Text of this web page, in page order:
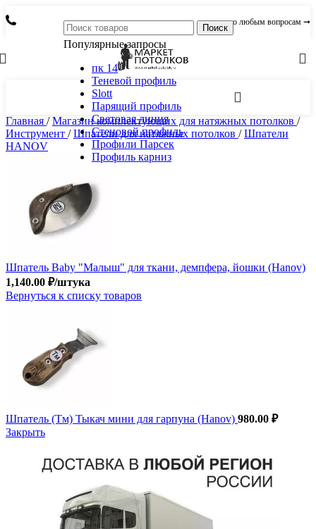
по любым вопросам ➞
Поиск
Популярные запросы
пк 14
Теневой профиль
Slott
Парящий профиль
Световая линия
Стеновой профиль
Профили Парсек
Профиль карниз
Главная / Магазин комплектующих для натяжных потолков /
Инструмент / Шпатели для натяжных потолков / Шпатели
HANOV
Шпатель Baby "Малыш" для ткани, демпфера, йошки (Hanov)
1,140.00 ₽/штука
Вернуться к списку товаров
Шпатель (Тм) Тыкач мини для гарпуна (Hanov) 980.00 ₽
Закрыть